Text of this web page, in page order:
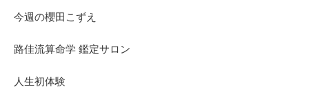
今週の櫻田こずえ
路佳流算命学 鑑定サロン
人生初体験